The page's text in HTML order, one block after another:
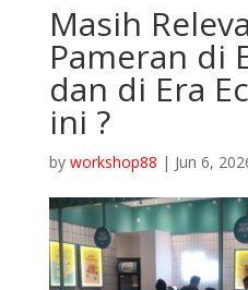
Masih
Pameran di
dan di Era
ini ?
by workshop88 | Jun 6,